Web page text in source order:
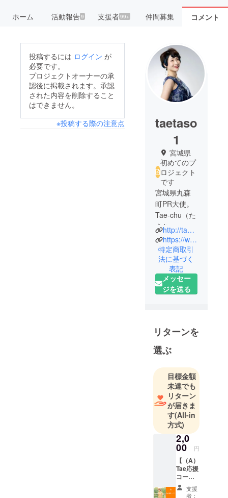
ホーム 活動報告9 支援者99+ 仲間募集 コメント
投稿するには ログイン が
必要です。
プロジェクトオーナーの承
認後に掲載されます。承認
された内容を削除すること
はできません。
※投稿する際の注意点
taetaso
1
宮城県
初めてのプ
ロジェクト
です
宮城県丸森
町PR大使。
Tae-chu（た
えちゅー）
という音楽
ユニットで
活動の
Tae（タ
エ）。
宮城県民共
て頂いてお
ります。
YouTube
「たえたそ
ちゃんね
る」にて、
昆虫動画を
アップして
います！ク
ワガタが好
きです。
http://tae-chu.jp/
https://www.youtube.com/c/%E3%81%9F%E3%81%88%E3%81%9F%E3%81%9D%E3%81%A1%E3%82%83%E3%82%93%E3%81%AD%E3%82%8B/featured
特定商取引
法に基づく
表記
メッセー
ジを送る
リターンを
選ぶ
目標金額
未達でも
リターン
が届きま
す(All-in
方式)
2,0
00 円
【（A）
Tae応援
コー
ス！】
ご賛同
支援
者：